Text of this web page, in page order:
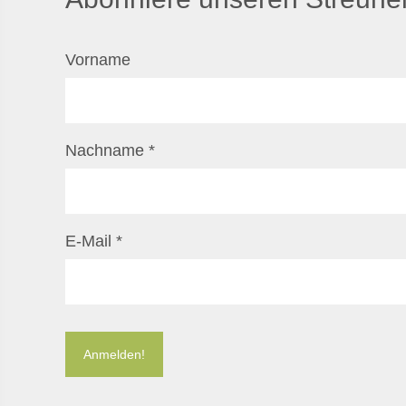
Vorname
Nachname *
E-Mail *